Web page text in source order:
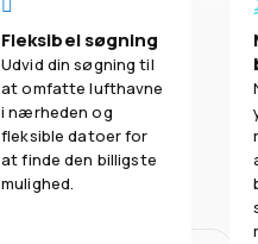
Fleksibel søgning
Udvid din søgning til
at omfatte lufthavne
i nærheden og
fleksible datoer for
at finde den billigste
mulighed.